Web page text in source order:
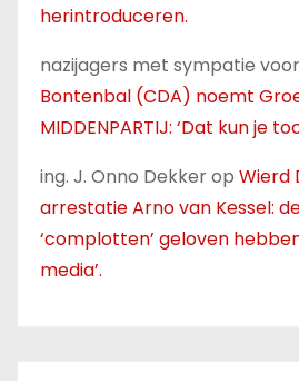
herintroduceren.
nazijagers met sympatie voor
Bontenbal (CDA) noemt
MIDDENPARTIJ: ‘Dat kun je
ing. J. Onno Dekkerop Wierd
arrestatie Arno van Kessel:
‘complotten’ geloven
media’.